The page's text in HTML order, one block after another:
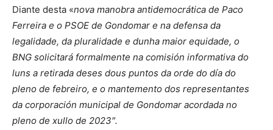
Diante desta «nova manobra antidemocrática de Paco
Ferreira e o PSOE de Gondomar e na defensa da
legalidade, da pluralidade e dunha maior equidade, o
BNG solicitará formalmente na comisión informativa do
luns a retirada deses dous puntos da orde do día do
pleno de febreiro, e o mantemento dos representantes
da corporación municipal de Gondomar acordada no
pleno de xullo de 2023″.